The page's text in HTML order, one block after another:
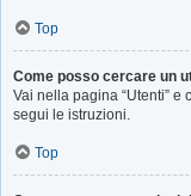
Top
Come posso cercare un
Vai nella pagina “Utenti” e
segui le istruzioni.
Top